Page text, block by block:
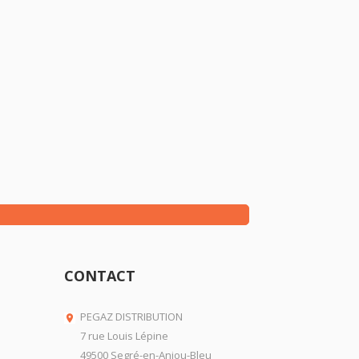
CONTACT

PEGAZ DISTRIBUTION
7 rue Louis Lépine
49500 Segré-en-Anjou-Bleu